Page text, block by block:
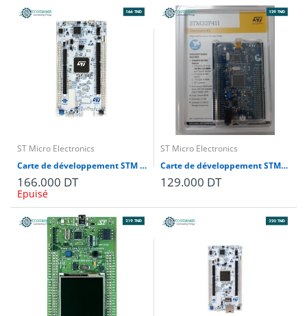
ST Micro Electronics
Carte de développement STM NUCLEO-H7A3ZI-Q PLATINE NUCLEO-144, CORTEX-M4/CORTEX-M7
166.000 DT
Epuisé
ST Micro Electronics
Carte de développement STM32F411-DISCOVERY série STM32F4 compatible Arduino
129.000 DT